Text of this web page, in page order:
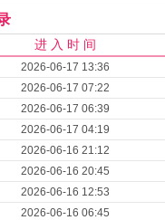
进 入 时 间
2026-06-17 13:36
2026-06-17 07:22
2026-06-17 06:39
2026-06-17 04:19
2026-06-16 21:12
2026-06-16 20:45
2026-06-16 12:53
2026-06-16 06:45